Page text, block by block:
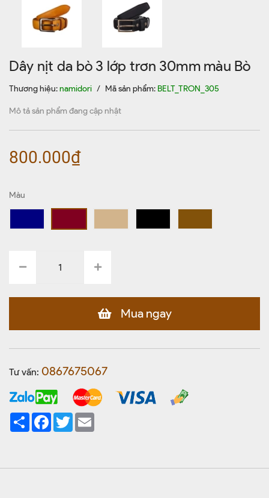
Dây nịt da bò 3 lớp trơn 30mm màu Bò
Thương hiệu:namidori / Mã sản phẩm: BELT_TRON_305
Mô tả sản phẩm đang cập nhật
800.000₫
Màu
Mua ngay
Tư vấn: 0867675067
Share Facebook
Twitter